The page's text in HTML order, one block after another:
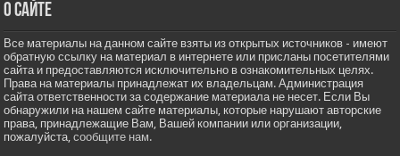
О сайте
Все материалы на данном сайте взяты из открытых источников - имеют
обратную ссылку на материал в интернете или присланы посетителями
сайта и предоставляются исключительно в ознакомительных целях.
Права на материалы принадлежат их владельцам. Администрация
сайта ответственности за содержание материала не несет. Если Вы
обнаружили на нашем сайте материалы, которые нарушают авторские
права, принадлежащие Вам, Вашей компании или организации,
пожалуйста,сообщите нам.